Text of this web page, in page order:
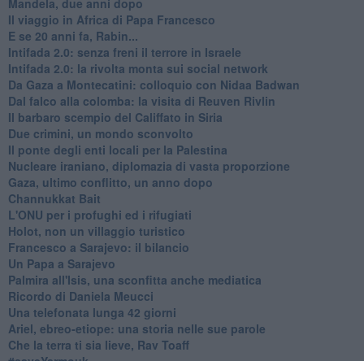
Il viaggio in Africa di Papa Francesco
E se 20 anni fa, Rabin...
Intifada 2.0: senza freni il terrore in Israele
Intifada 2.0: la rivolta monta sui social network
Da Gaza a Montecatini: colloquio con Nidaa Badwan
Dal falco alla colomba: la visita di Reuven Rivlin
Il barbaro scempio del Califfato in Siria
Due crimini, un mondo sconvolto
Il ponte degli enti locali per la Palestina
Nucleare iraniano, diplomazia di vasta proporzione
Gaza, ultimo conflitto, un anno dopo
Channukkat Bait
L'ONU per i profughi ed i rifugiati
Holot, non un villaggio turistico
Francesco a Sarajevo: il bilancio
Un Papa a Sarajevo
Palmira all'Isis, una sconfitta anche mediatica
Ricordo di Daniela Meucci
​Una telefonata lunga 42 giorni
​Ariel, ebreo-etiope: una storia nelle sue parole
Che la terra ti sia lieve, Rav Toaff